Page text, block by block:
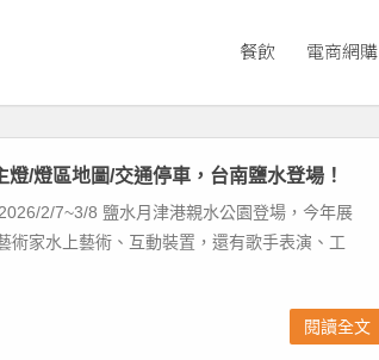
餐飲 電商網購
燈/燈區地圖/交通停車，台南鹽水登場！
2/7~3/8 鹽水月津港親水公園登場，今年展
術家水上藝術、互動裝置，還有歌手表演、工
閱讀全文